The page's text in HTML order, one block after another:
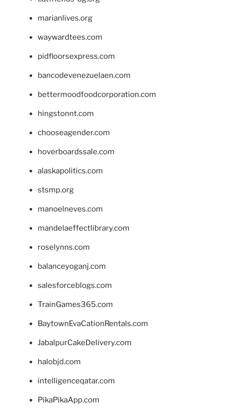
marianlives.org
waywardtees.com
pidfloorsexpress.com
bancodevenezuelaen.com
bettermoodfoodcorporation.com
hingstonnt.com
chooseagender.com
hoverboardssale.com
alaskapolitics.com
stsmp.org
manoelneves.com
mandelaeffectlibrary.com
roselynns.com
balanceyoganj.com
salesforceblogs.com
TrainGames365.com
BaytownEvaCationRentals.com
JabalpurCakeDelivery.com
halobjd.com
intelligenceqatar.com
PikaPikaApp.com